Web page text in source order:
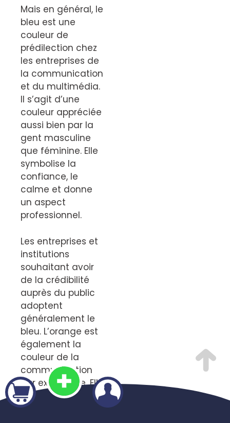
Mais en général, le
bleu est une
couleur de
prédilection chez
les entreprises de
la communication
et du multimédia.
Il s’agit d’une
couleur appréciée
aussi bien par la
gent masculine
que féminine. Elle
symbolise la
confiance, le
calme et donne
un aspect
professionnel.
Les entreprises et
institutions
souhaitant avoir
de la crédibilité
auprès du public
adoptent
généralement le
bleu. L’orange est
également la
couleur de la
communication
par excellence. Elle
apporte une
touche de vitalité